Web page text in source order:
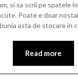
si sa scrii pe spatele
Poate e doar
asta de stocare in
Read more